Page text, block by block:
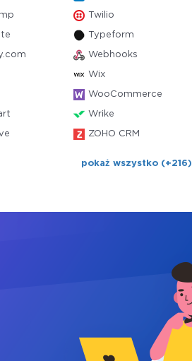
Twilio
Typeform
Webhooks
Wix
WooCommerce
Wrike
ZOHO CRM
pokaż wszystko (+216)